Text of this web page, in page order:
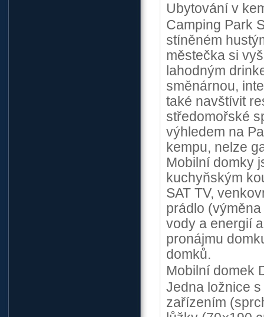
Ubytování v
Camping Park
stíněném
městečka si
lahodným
směnárnou,
také navštívit
středomořské
výhledem na
kempu, nelze
Mobilní domky
kuchyňským
SAT TV,
prádlo
vody a energií
pronájmu
domků.
Mobilní domek
Jedna ložnice
zařízením